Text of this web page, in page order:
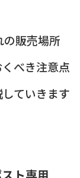
の販売場所
べき注意点
ていきます
ト専用